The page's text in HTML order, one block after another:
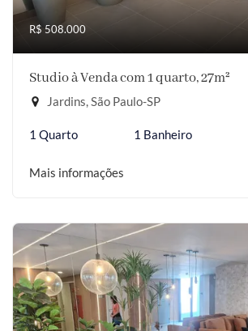
R$ 508.000
Studio à Venda com 1 quarto, 27m²
Jardins, São Paulo-SP
1 Quarto 1 Banheiro
Mais informações